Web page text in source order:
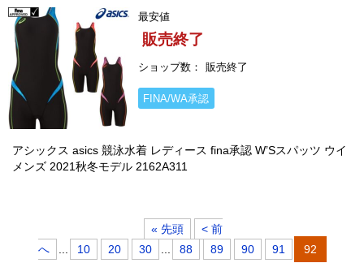
最安値
販売終了
ショップ数 販売終了
FINA/WA承認
アシックス asics 競泳水着 レディース fina承認 W’Sスパッツ ウイ
メンズ 2021秋冬モデル 2162A311
« 先頭
< 前
へ
10 20 30 88 89 90 91 92